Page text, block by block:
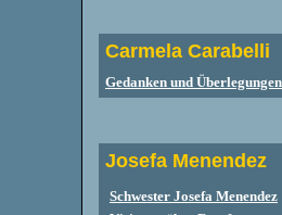
Carmela Carabelli
Gedanken und Überlegungen
Josefa Menendez
Schwester Josefa Menendez